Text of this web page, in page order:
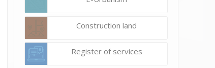
Construction land
Register of services